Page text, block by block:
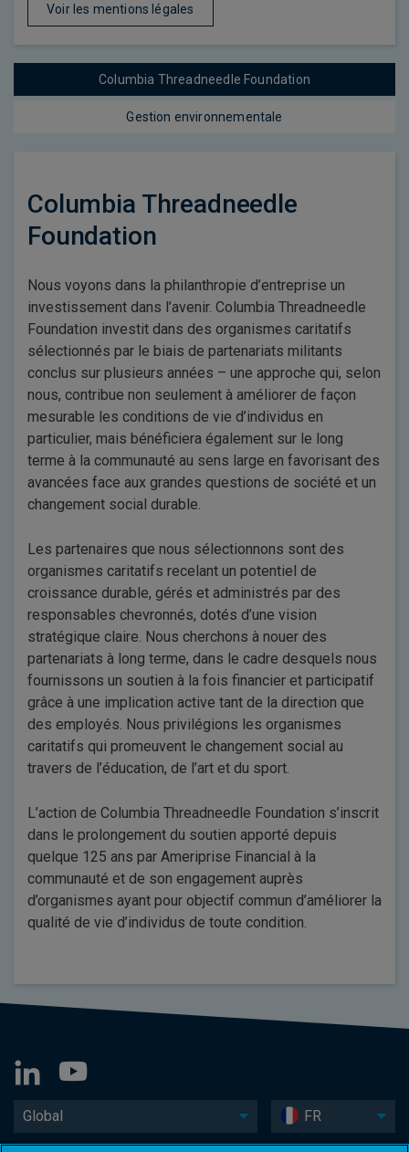
Voir les mentions légales
Columbia Threadneedle Foundation
Gestion environnementale
Columbia Threadneedle
Foundation
Nous voyons dans la philanthropie d’entreprise un
investissement dans l’avenir. Columbia Threadneedle
Foundation investit dans des organismes caritatifs
sélectionnés par le biais de partenariats militants
conclus sur plusieurs années – une approche qui, selon
nous, contribue non seulement à améliorer de façon
mesurable les conditions de vie d’individus en
particulier, mais bénéficiera également sur le long
terme à la communauté au sens large en favorisant des
avancées face aux grandes questions de société et un
changement social durable.
Les partenaires que nous sélectionnons sont des
organismes caritatifs recelant un potentiel de
croissance durable, gérés et administrés par des
responsables chevronnés, dotés d’une vision
stratégique claire. Nous cherchons à nouer des
partenariats à long terme, dans le cadre desquels nous
fournissons un soutien à la fois financier et participatif
grâce à une implication active tant de la direction que
des employés. Nous privilégions les organismes
caritatifs qui promeuvent le changement social au
travers de l’éducation, de l’art et du sport.
L’action de Columbia Threadneedle Foundation s’inscrit
dans le prolongement du soutien apporté depuis
quelque 125 ans par Ameriprise Financial à la
communauté et de son engagement auprès
d’organismes ayant pour objectif commun d’améliorer la
qualité de vie d’individus de toute condition.
Global FR